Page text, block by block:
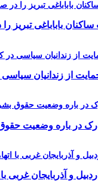
باباباغی
از زندانیان
ارک در باره وضعیت
و آذربایجان غربی